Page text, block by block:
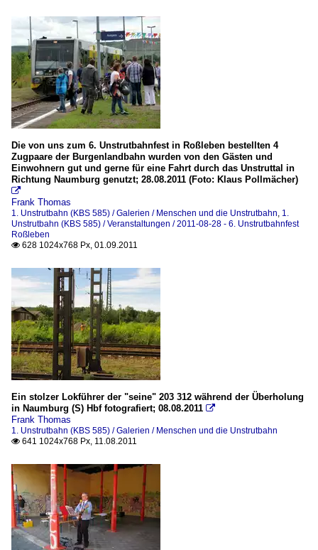
Die von uns zum 6. Unstrutbahnfest in Roßleben bestellten 4
Zugpaare der Burgenlandbahn wurden von den Gästen und
Einwohnern gut und gerne für eine Fahrt durch das Unstruttal in
Richtung Naumburg genutzt; 28.08.2011 (Foto: Klaus Pollmächer)

Frank Thomas
1. Unstrutbahn (KBS 585) / Galerien / Menschen und die Unstrutbahn, 1.
Unstrutbahn (KBS 585) / Veranstaltungen / 2011-08-28 - 6. Unstrutbahnfest
Roßleben
 628 1024x768 Px, 01.09.2011
Ein stolzer Lokführer der "seine" 203 312 während der Überholung
in Naumburg (S) Hbf fotografiert; 08.08.2011 
Frank Thomas
1. Unstrutbahn (KBS 585) / Galerien / Menschen und die Unstrutbahn
 641 1024x768 Px, 11.08.2011